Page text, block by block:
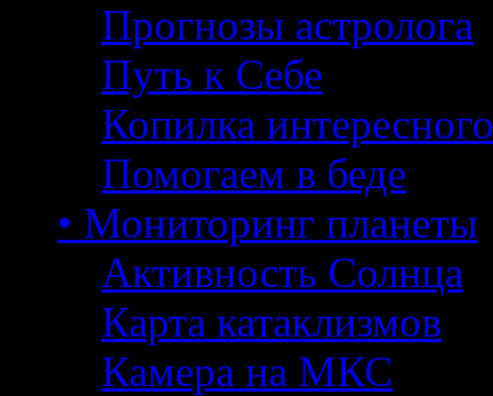
Прогнозы астролога
Путь к Себе
Копилка интересного
Помогаем в беде
• Мониторинг планеты
Активность Солнца
Карта катаклизмов
Камера на МКС